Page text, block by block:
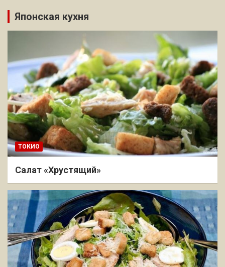
Японская кухня
ТОКИО
Салат «Хрустящий»